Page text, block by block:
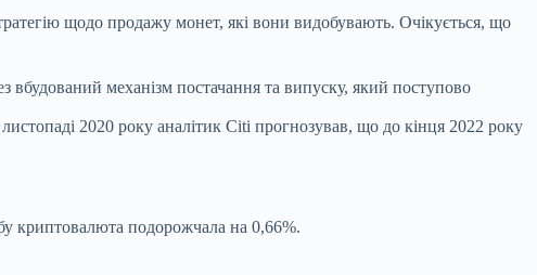
щодо продажу монет, які вони видобувають. Очікується, що
вбудований механізм постачання та випуску, який поступово
2020 року аналітик Citi прогнозував, що до кінця 2022 року
криптовалюта подорожчала на 0,66%.